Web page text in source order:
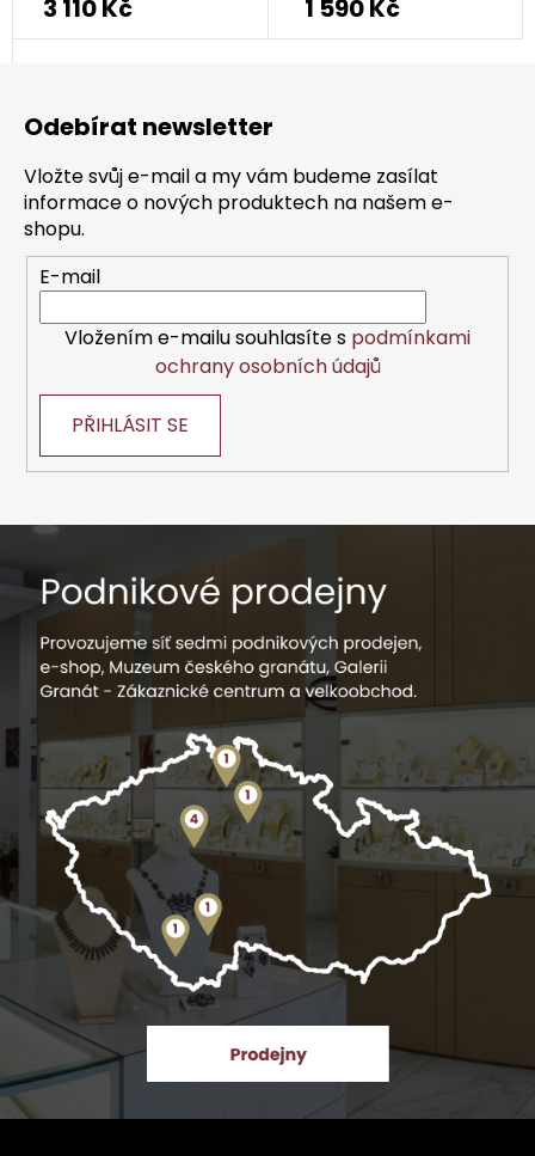
3 110 Kč 1 590 Kč
Odebírat newsletter
Vložte svůj e-mail a my vám budeme zasílat
informace o nových produktech na našem e-
shopu.
E-mail
Vložením e-mailu souhlasíte s podmínkami
ochrany osobních údajů
PŘIHLÁSIT SE